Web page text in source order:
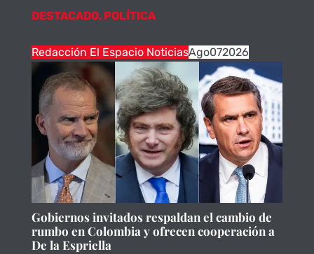
DESTACADO, POLÍTICA
Redacción El Espacio NoticiasAgo072026
Gobiernos invitados respaldan el cambio de
rumbo en Colombia y ofrecen cooperación a
De la Espriella